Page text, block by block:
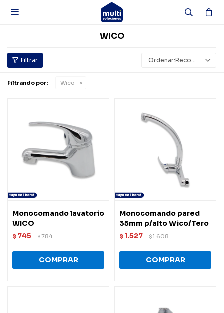

WICO
Recomendados
Filtrando por: Wico
Monocomando lavatorio
WICO
$ 745 $784
Monocomando pared
35mm p/alto Wico/Tero
$ 1.527 $1.608